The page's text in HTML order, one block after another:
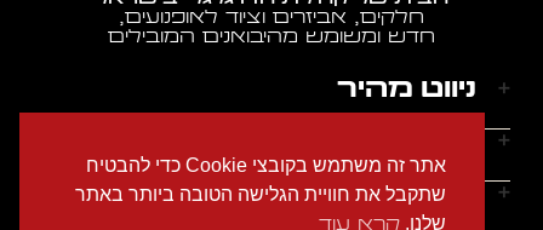
חלקים, אביזרים וציוד לאופנועים,
חדש ומשומש מהיבואנים המובילים
ניווט מהיר
דף הבית
אודותינו
הצהרת נגישות
ראשון - חמישי: 9:00-18:00
יצירת קשר
אתר זה משתמש בקובצי Cookie כדי להבטיח
שתקבל את חוויית הגלישה הטובה ביותר באתר
שלנו. קרא עוד